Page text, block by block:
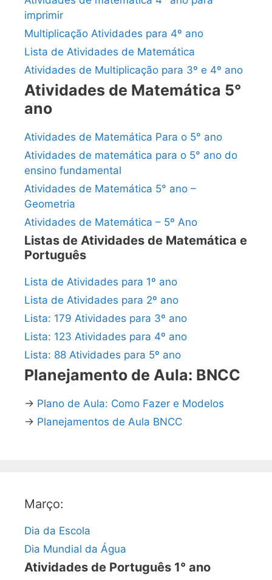
imprimir
Multiplicação Atividades para 4º ano
Lista de Atividades de Matemática
Atividades de Multiplicação para 3º e 4º ano
Atividades de Matemática 5°
ano
Atividades de Matemática Para o 5° ano
Atividades de matemática para o 5° ano do
ensino fundamental
Atividades de Matemática 5° ano –
Geometria
Atividades de Matemática – 5º Ano
Listas de Atividades de Matemática e
Português
Lista de Atividades para 1º ano
Lista de Atividades para 2º ano
Lista: 179 Atividades para 3º ano
Lista: 123 Atividades para 4º ano
Lista: 88 Atividades para 5º ano
Planejamento de Aula: BNCC
→ Plano de Aula: Como Fazer e Modelos
→ Planejamentos de Aula BNCC
Março:
Dia da Escola
Dia Mundial da Água
Atividades de Português 1° ano